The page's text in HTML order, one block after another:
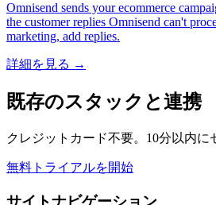
Omnisend sends your ecommerce
the customer replies Omnisend can't
marketing, add replies.
詳細を見る →
既存のスタックと連携
クレジットカード不要。10分以内に
無料トライアルを開始
サイトナビゲーション